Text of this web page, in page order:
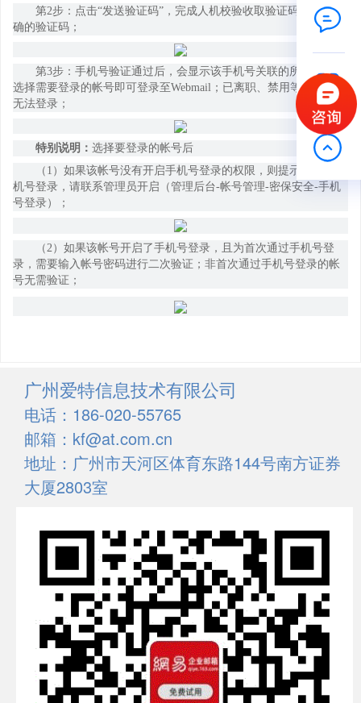
第2步：点击“发送验证码”，完成人机校验收取验证码，输入正
确的验证码；
第3步：手机号验证通过后，会显示该手机号关联的所有帐号，
选择需要登录的帐号即可登录至Webmail；已离职、禁用等异常帐号
无法登录；
特别说明： 选择要登录的帐号后
（ 1）如果该帐号没有开启手机号登录的权限，则提示未开启手
机号登录，请联系管理员开启（管理后台-帐号管理-密保安全-手机
号登录）；
（2）如果该帐号开启了手机号登录，且为首次通过手机号登
录，需要输入帐号密码进行二次验证；非首次通过手机号登录的帐
号无需验证；
广州爱特信息技术有限公司
电话：186-020-55765
邮箱：kf@at.com.cn
地址：广州市天河区体育东路144号南方证券
大厦2803室